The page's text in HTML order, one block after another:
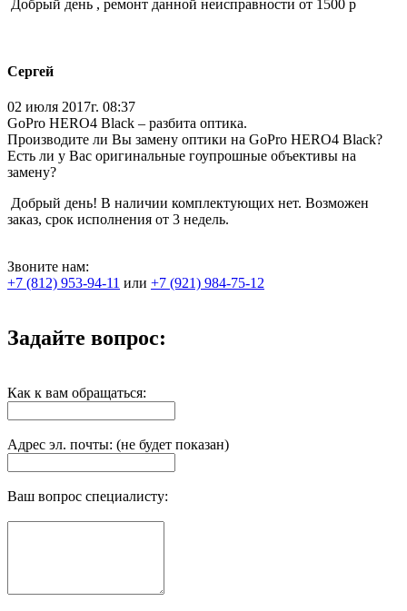
Добрый день , ремонт данной неисправности от 1500 р
Сергей
02 июля 2017г. 08:37
GoPro HERO4 Black – разбита оптика.
Производите ли Вы замену оптики на GoPro HERO4 Black?
Есть ли у Вас оригинальные гоупрошные объективы на
замену?
Добрый день! В наличии комплектующих нет. Возможен
заказ, срок исполнения от 3 недель.
Звоните нам:
+7 (812) 953-94-11 или +7 (921) 984-75-12
Задайте вопрос:
Как к вам обращаться:
Адрес эл. почты: (не будет показан)
Ваш вопрос специалисту: